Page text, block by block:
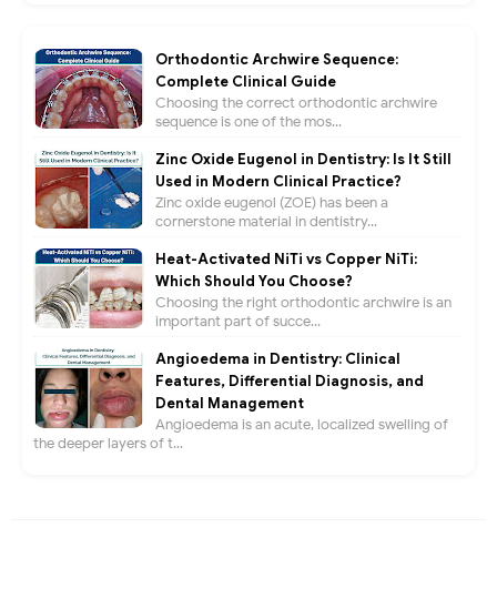
Orthodontic Archwire Sequence:
Complete Clinical Guide
Choosing the correct orthodontic archwire
sequence is one of the mos...
Zinc Oxide Eugenol in Dentistry: Is It Still
Used in Modern Clinical Practice?
Zinc oxide eugenol (ZOE) has been a
cornerstone material in dentistry...
Heat-Activated NiTi vs Copper NiTi:
Which Should You Choose?
Choosing the right orthodontic archwire is an
important part of succe...
Angioedema in Dentistry: Clinical
Features, Differential Diagnosis, and
Dental Management
Angioedema is an acute, localized swelling of
the deeper layers of t...